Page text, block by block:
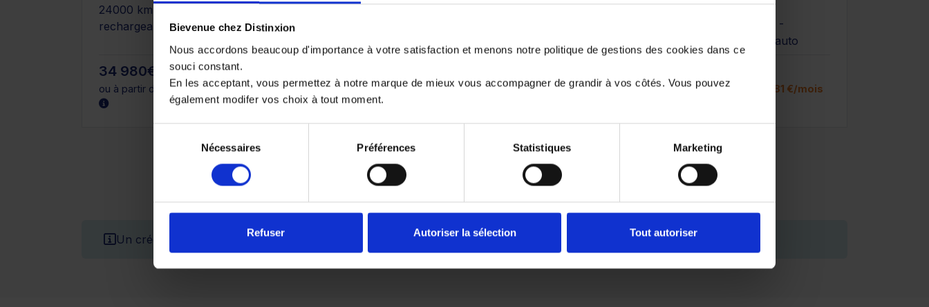
Bievenue chez Distinxion
Nous accordons beaucoup d'importance à votre satisfaction et menons notre politique de gestions des cookies dans ce
souci constant.
En les acceptant, vous permettez à notre marque de mieux vous accompagner de grandir à vos côtés. Vous pouvez
également modifer vos choix à tout moment.
consentement
Nécessaires Préférences Statistiques Marketing
Refuser Autoriser la sélection Tout autoriser
24000 km - Hybride
rechargeable - Boîte auto
34 980€
ou à partir de 574.43 €/mois
Pano et BOSE
17579 km - 2025 -
ou à partir de475.72 €/mois
Pack Hiver
ou à partir de442.81 €/mois
Pack Hiver
20911 km - 2025 -
Essence - Boîte auto
ou à partir de 442.81 €/mois
Un crédit vous engage et doit être remboursé. Vérifiez vos capacités de remboursement avant de vous engager.